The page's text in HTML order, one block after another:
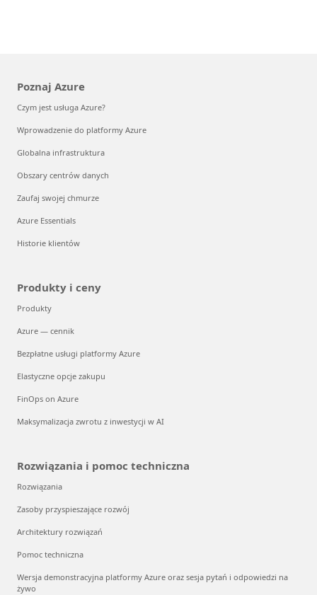
Poznaj Azure
Czym jest usługa Azure?
Wprowadzenie do platformy Azure
Globalna infrastruktura
Obszary centrów danych
Zaufaj swojej chmurze
Azure Essentials
Historie klientów
Produkty i ceny
Produkty
Azure — cennik
Bezpłatne usługi platformy Azure
Elastyczne opcje zakupu
FinOps on Azure
Maksymalizacja zwrotu z inwestycji w AI
Rozwiązania i pomoc techniczna
Rozwiązania
Zasoby przyspieszające rozwój
Architektury rozwiązań
Pomoc techniczna
Wersja demonstracyjna platformy Azure oraz sesja pytań i odpowiedzi na
żywo